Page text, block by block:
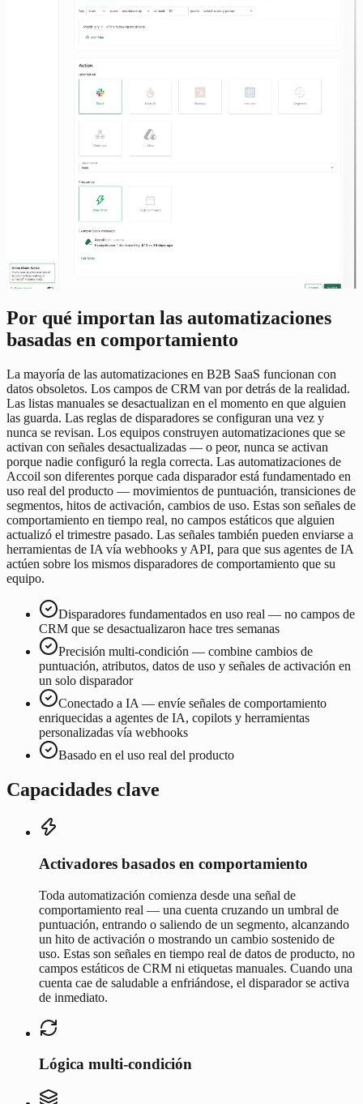
Por qué importan las automatizaciones
basadas en comportamiento
La mayoría de las automatizaciones en B2B SaaS funcionan con
datos obsoletos. Los campos de CRM van por detrás de la realidad.
Las listas manuales se desactualizan en el momento en que alguien
las guarda. Las reglas de disparadores se configuran una vez y
nunca se revisan. Los equipos construyen automatizaciones que se
activan con señales desactualizadas — o peor, nunca se activan
porque nadie configuró la regla correcta. Las automatizaciones de
Accoil son diferentes porque cada disparador está fundamentado en
uso real del producto — movimientos de puntuación, transiciones de
segmentos, hitos de activación, cambios de uso. Estas son señales de
comportamiento en tiempo real, no campos estáticos que alguien
actualizó el trimestre pasado. Las señales también pueden enviarse a
herramientas de IA vía webhooks y API, para que sus agentes de IA
actúen sobre los mismos disparadores de comportamiento que su
equipo.
Disparadores fundamentados en uso real — no campos de
CRM que se desactualizaron hace tres semanas
Precisión multi-condición — combine cambios de
puntuación, atributos, datos de uso y señales de activación en
un solo disparador
Conectado a IA — envíe señales de comportamiento
enriquecidas a agentes de IA, copilots y herramientas
personalizadas vía webhooks
Basado en el uso real del producto
Capacidades clave
Activadores basados en comportamiento
Toda automatización comienza desde una señal de
comportamiento real — una cuenta cruzando un umbral de
puntuación, entrando o saliendo de un segmento, alcanzando
un hito de activación o mostrando un cambio sostenido de
uso. Estas son señales en tiempo real de datos de producto, no
campos estáticos de CRM ni etiquetas manuales. Cuando una
cuenta cae de saludable a enfriándose, el disparador se activa
de inmediato.
Lógica multi-condición